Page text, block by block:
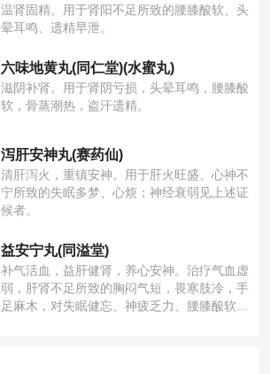
温肾固精。用于肾阳不足所致的腰膝酸软、头
晕耳鸣、遗精早泄。
六味地黄丸(同仁堂)(水蜜丸)
滋阴补肾。用于肾阴亏损，头晕耳鸣，腰膝酸
软，骨蒸潮热，盗汗遗精。
泻肝安神丸(赛药仙)
清肝泻火，重镇安神。用于肝火旺盛、心神不
宁所致的失眠多梦、心烦；神经衰弱见上述证
候者。
益安宁丸(同溢堂)
补气活血，益肝健肾，养心安神。治疗气血虚
弱，肝肾不足所致的胸闷气短，畏寒肢冷，手
足麻木，对失眠健忘、神疲乏力、腰膝酸软也